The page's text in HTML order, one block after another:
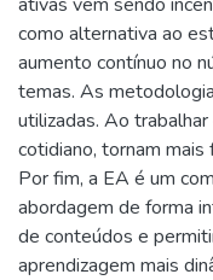
como alternativa ao
aumento contínuo no
temas. As
utilizadas. Ao
cotidiano, tornam
Por fim, a EA é um
abordagem de forma
de conteúdos e
aprendizagem mais